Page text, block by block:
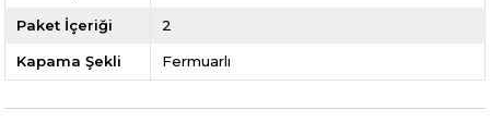
Paket İçeriği 2
Kapama Şekli Fermuarlı